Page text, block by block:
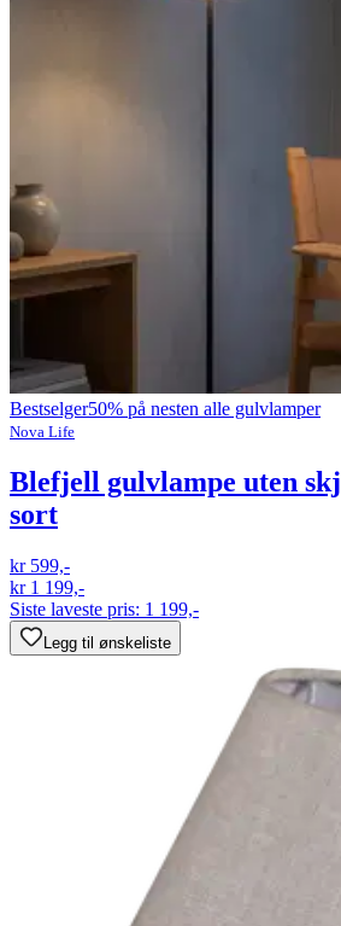
Bestselger50% på nesten alle gulvlamper
Nova Life
Blefjell gulvlampe uten
sort
kr 599,-
kr 1 199,-
Siste laveste pris: 1 199,-
Legg til ønskeliste